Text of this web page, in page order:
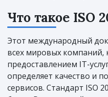
Что такое ISO
Этот международный
всех мировых компаний,
предоставлением IT-
определяет качество и
сервисов. Стандарт ISO